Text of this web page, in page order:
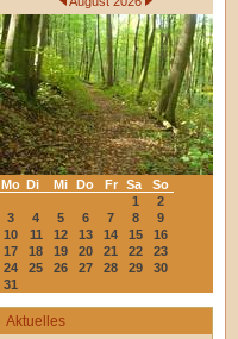
Mo Di Mi Do Fr Sa
So
1
2
3
4 5 6 7 8
9
10
11 12 13 14 15
16
17
18 19 20 21 22
23
24
25 26 27 28 29
30
31
Aktuelles